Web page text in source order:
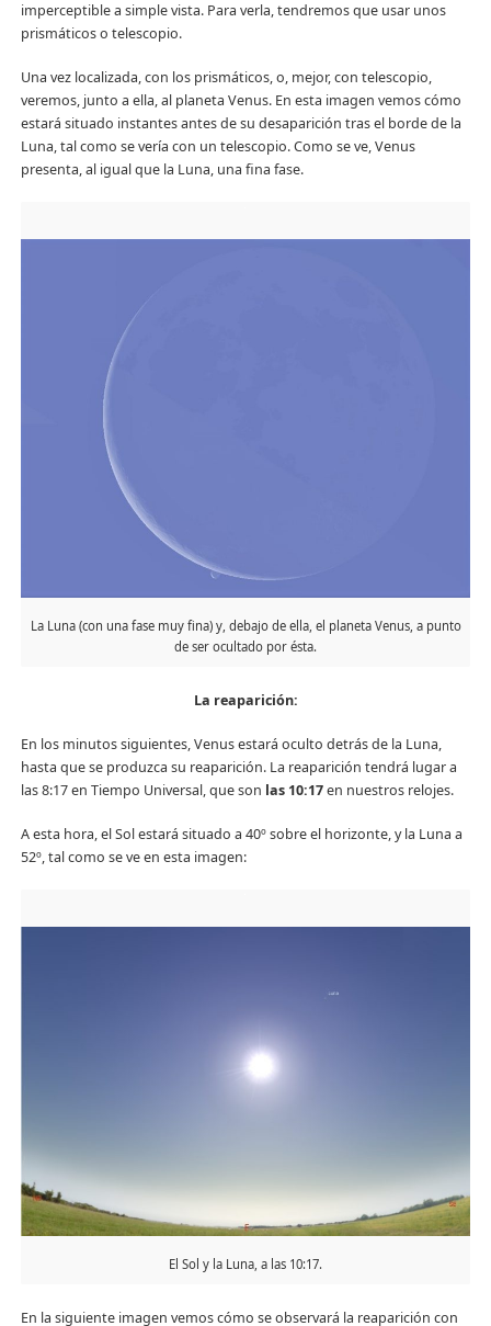
imperceptible a simple vista. Para verla, tendremos que usar unos
prismáticos o telescopio.
Una vez localizada, con los prismáticos, o, mejor, con telescopio,
veremos, junto a ella, al planeta Venus. En esta imagen vemos cómo
estará situado instantes antes de su desaparición tras el borde de la
Luna, tal como se vería con un telescopio. Como se ve, Venus
presenta, al igual que la Luna, una fina fase.
La Luna (con una fase muy fina) y, debajo de ella, el planeta Venus, a punto
de ser ocultado por ésta.
La reaparición:
En los minutos siguientes, Venus estará oculto detrás de la Luna,
hasta que se produzca su reaparición. La reaparición tendrá lugar a
las 8:17 en Tiempo Universal, que son las 10:17en nuestros relojes.
A esta hora, el Sol estará situado a 40º sobre el horizonte, y la Luna a
52º, tal como se ve en esta imagen:
El Sol y la Luna, a las 10:17.
En la siguiente imagen vemos cómo se observará la reaparición con